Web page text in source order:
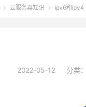
 云服务器知识  ipv6和ipv4
2022-05-12 分类：